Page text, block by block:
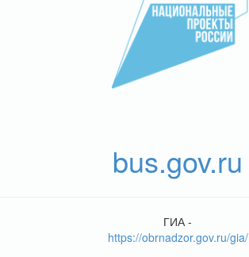
bus.gov.ru
ГИА -
https://obrnadzor.gov.ru/gia/